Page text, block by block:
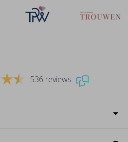
536 reviews